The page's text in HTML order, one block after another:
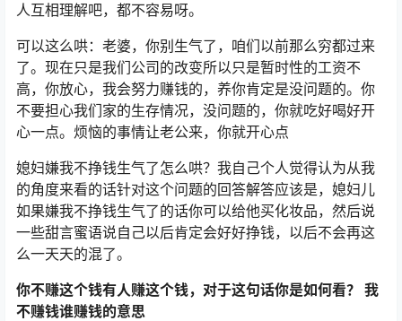
人互相理解吧，都不容易呀。
可以这么哄：老婆，你别生气了，咱们以前那么穷都过来
了。现在只是我们公司的改变所以只是暂时性的工资不
高，你放心，我会努力赚钱的，养你肯定是没问题的。你
不要担心我们家的生存情况，没问题的，你就吃好喝好开
心一点。烦恼的事情让老公来，你就开心点
媳妇嫌我不挣钱生气了怎么哄？我自己个人觉得认为从我
的角度来看的话针对这个问题的回答解答应该是，媳妇儿
如果嫌我不挣钱生气了的话你可以给他买化妆品，然后说
一些甜言蜜语说自己以后肯定会好好挣钱，以后不会再这
么一天天的混了。
你不赚这个钱有人赚这个钱，对于这句话你是如何看？ 我
不赚钱谁赚钱的意思